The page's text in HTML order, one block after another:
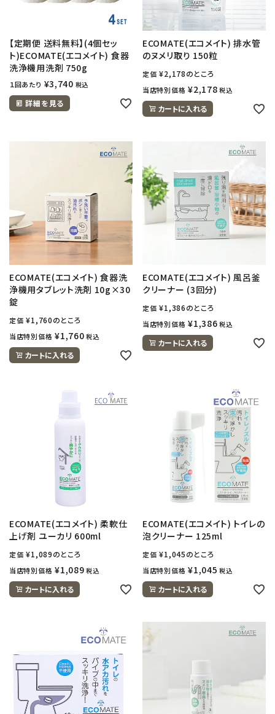
【定期便 送料無料】(4個セッ
ト)ECOMATE(エコメイト) 食器
洗浄機用洗剤 750g
１回あたり ¥3,740 税込
詳細を見る
ECOMATE(エコメイト) 排水管
のヌメリ取り 150粒
定価 ¥2,178のところ
当店特別価格 ¥2,178 税込
カートに入れる
ECOMATE(エコメイト) 食器洗
浄機用タブレット洗剤 10g×30
錠
定価 ¥1,760のところ
当店特別価格 ¥1,760 税込
カートに入れる
ECOMATE(エコメイト) 風呂釜
クリーナー (3回分)
定価 ¥1,386のところ
当店特別価格 ¥1,386 税込
カートに入れる
ECOMATE(エコメイト) 柔軟仕
上げ剤 ユーカリ 600ml
定価 ¥1,089のところ
当店特別価格 ¥1,089 税込
カートに入れる
ECOMATE(エコメイト) トイレの
泡クリーナー 125ml
定価 ¥1,045のところ
当店特別価格 ¥1,045 税込
カートに入れる